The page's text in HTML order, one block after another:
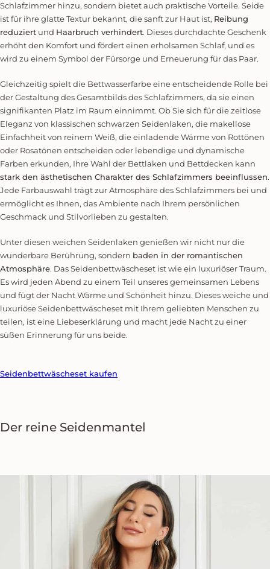
Schlafzimmer hinzu, sondern bietet auch praktische Vorteile. Seide
ist für ihre glatte Textur bekannt, die sanft zur Haut ist, Reibung
reduziert und Haarbruch verhindert. Dieses durchdachte Geschenk
erhöht den Komfort und fördert einen erholsamen Schlaf, und es
wird zu einem Symbol der Fürsorge und Erneuerung für das Paar.
Gleichzeitig spielt die Bettwasserfarbe eine entscheidende Rolle bei
der Gestaltung des Gesamtbilds des Schlafzimmers, da sie einen
signifikanten Platz im Raum einnimmt. Ob Sie sich für die zeitlose
Eleganz von klassischen schwarzen Seidenlaken, die makellose
Einfachheit von reinem Weiß, die einladende Wärme von Rottönen
oder Rosatönen entscheiden oder lebendige und dynamische
Farben erkunden, Ihre Wahl der Bettlaken und Bettdecken kann
stark den ästhetischen Charakter des Schlafzimmers beeinflussen.
Jede Farbauswahl trägt zur Atmosphäre des Schlafzimmers bei und
ermöglicht es Ihnen, das Ambiente nach Ihrem persönlichen
Geschmack und Stilvorlieben zu gestalten.
Unter diesen weichen Seidenlaken genießen wir nicht nur die
wunderbare Berührung, sondern baden in der romantischen
Atmosphäre. Das Seidenbettwäscheset ist wie ein luxuriöser Traum.
Es wird jeden Abend zu einem Teil unseres gemeinsamen Lebens
und fügt der Nacht Wärme und Schönheit hinzu. Dieses weiche und
luxuriöse Seidenbettwäscheset mit Ihrem geliebten Menschen zu
teilen, ist eine Liebeserklärung und macht jede Nacht zu einer
süßen Erinnerung für uns beide.
Seidenbettwäscheset kaufen
Der reine Seidenmantel